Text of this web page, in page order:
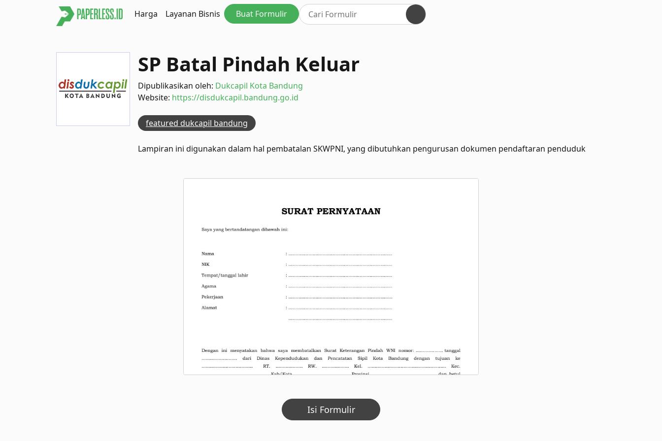
Harga Layanan Bisnis Buat Formulir
SP Batal Pindah Keluar
Dipublikasikan oleh: Dukcapil Kota Bandung
Website: https://disdukcapil.bandung.go.id
featured dukcapil bandung
Lampiran ini digunakan dalam hal pembatalan SKWPNI, yang dibutuhkan pengurusan dokumen pendaftaran penduduk
Isi Formulir